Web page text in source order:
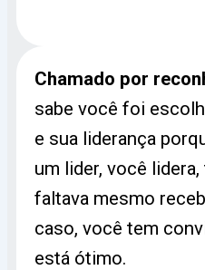
Chamado por
sabe você foi
e sua liderança
um lider, você
faltava mesmo
caso, você tem
está ótimo.